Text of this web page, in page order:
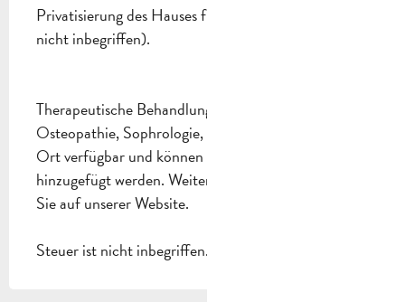
Privatisierung des Hauses für 10 Personen Kurtaxe
nicht inbegriffen).
Therapeutische Behandlungen (Massagen,
Osteopathie, Sophrologie, PCP Therapy) sind vor
Ort verfügbar und können zu Ihrem Aufenthalt
hinzugefügt werden. Weitere Informationen finden
Sie auf unserer Website.
Steuer ist nicht inbegriffen.